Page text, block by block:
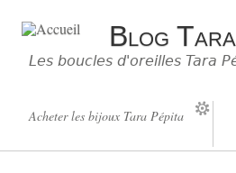
Blog
Les boucles d'oreilles Tara
Acheter les bijoux Tara Pépita